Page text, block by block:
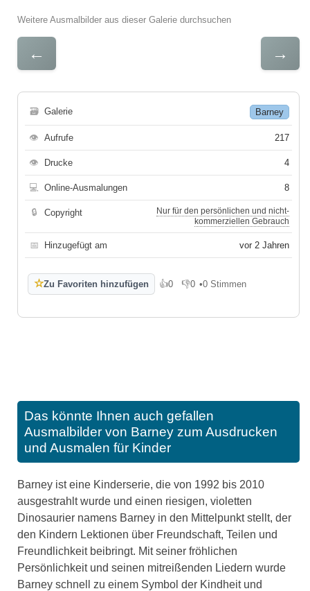
Weitere Ausmalbilder aus dieser Galerie durchsuchen
← →
🗃 Galerie Barney
👁 Aufrufe 217
👁 Drucke 4
💻 Online-Ausmalungen 8
🔒 Copyright
Nur für den persönlichen und nicht-
kommerziellen Gebrauch
📅 Hinzugefügt am vor 2 Jahren
☆Zu Favoriten hinzufügen 👍0
Gefällt mir
👎0
Gefällt mir nicht
•0 Stimmen
Das könnte Ihnen auch gefallen
Ausmalbilder von Barney zum Ausdrucken
und Ausmalen für Kinder
Barney ist eine Kinderserie, die von 1992 bis 2010
ausgestrahlt wurde und einen riesigen, violetten
Dinosaurier namens Barney in den Mittelpunkt stellt, der
den Kindern Lektionen über Freundschaft, Teilen und
Freundlichkeit beibringt. Mit seiner fröhlichen
Persönlichkeit und seinen mitreißenden Liedern wurde
Barney schnell zu einem Symbol der Kindheit und